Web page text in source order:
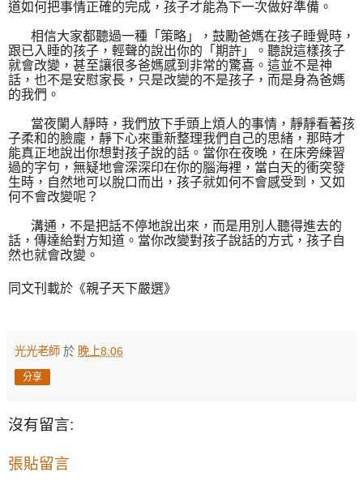
道如何把事情正確的完成，孩子才能為下一次做好準備。
相信大家都聽過一種「策略」，鼓勵爸媽在孩子睡覺時，
跟已入睡的孩子，輕聲的說出你的「期許」。聽說這樣孩子
就會改變，甚至讓很多爸媽感到非常的驚喜。這並不是神
話，也不是安慰家長，只是改變的不是孩子，而是身為爸媽
的我們。
當夜闌人靜時，我們放下手頭上煩人的事情，靜靜看著孩
子柔和的臉龐，靜下心來重新整理我們自己的思緒，那時才
能真正地說出你想對孩子說的話。當你在夜晚，在床旁練習
過的字句，無疑地會深深印在你的腦海裡，當白天的衝突發
生時，自然地可以脫口而出，孩子就如何不會感受到，又如
何不會改變呢？
溝通，不是把話不停地說出來，而是用別人聽得進去的
話，傳達給對方知道。當你改變對孩子說話的方式，孩子自
然也就會改變。
同文刊載於《親子天下嚴選》
光光老師 於 晚上8:06
分享
沒有留言:
張貼留言